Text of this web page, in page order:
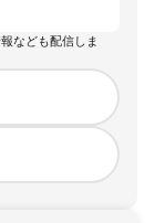
なども配信しま